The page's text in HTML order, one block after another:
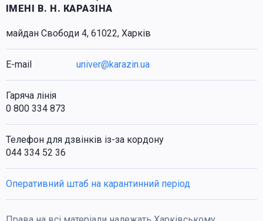
ІМЕНІ В. Н. КАРАЗІНА
майдан Свободи 4, 61022, Харків
E-mail univer@karazin.ua
Гаряча лінія
0 800 334 873
Телефон для дзвінків із-за кордону
044 334 52 36
Оперативний штаб на карантинний період